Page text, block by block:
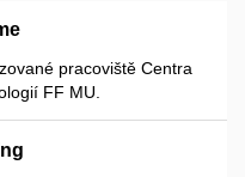
pracoviště Centra
FF MU.